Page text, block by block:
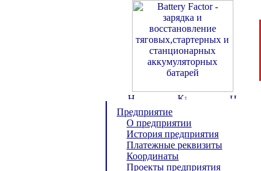
Предприятие
О предприятии
История предприятия
Платежные реквизиты
Координаты
Проекты предприятия